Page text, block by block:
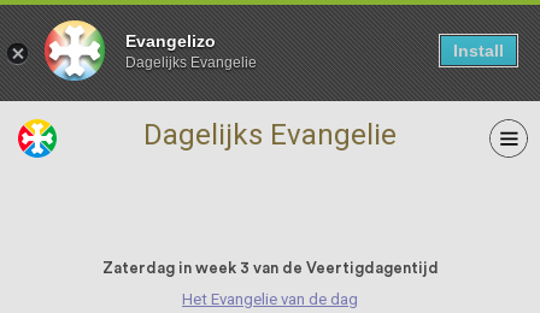
Evangelizo
Dagelijks Evangelie
Install
Dagelijks Evangelie 09 Maart
Zaterdag in week 3 van de Veertigdagentijd
Het Evangelie van de dag